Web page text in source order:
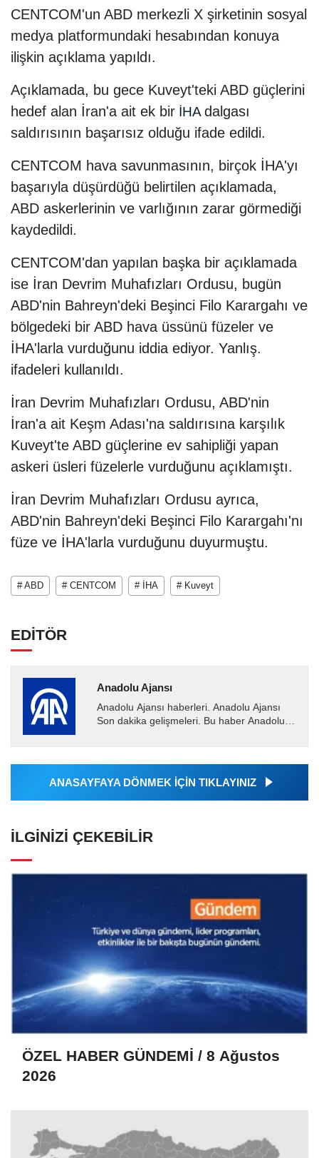
CENTCOM'un ABD merkezli X şirketinin sosyal
medya platformundaki hesabından konuya
ilişkin açıklama yapıldı.
Açıklamada, bu gece Kuveyt'teki ABD güçlerini
hedef alan İran'a ait ek bir İHA dalgası
saldırısının başarısız olduğu ifade edildi.
CENTCOM hava savunmasının, birçok İHA'yı
başarıyla düşürdüğü belirtilen açıklamada,
ABD askerlerinin ve varlığının zarar görmediği
kaydedildi.
CENTCOM'dan yapılan başka bir açıklamada
ise İran Devrim Muhafızları Ordusu, bugün
ABD'nin Bahreyn'deki Beşinci Filo Karargahı ve
bölgedeki bir ABD hava üssünü füzeler ve
İHA'larla vurduğunu iddia ediyor. Yanlış.
ifadeleri kullanıldı.
İran Devrim Muhafızları Ordusu, ABD'nin
İran'a ait Keşm Adası'na saldırısına karşılık
Kuveyt'te ABD güçlerine ev sahipliği yapan
askeri üsleri füzelerle vurduğunu açıklamıştı.
İran Devrim Muhafızları Ordusu ayrıca,
ABD'nin Bahreyn'deki Beşinci Filo Karargahı'nı
füze ve İHA'larla vurduğunu duyurmuştu.
# ABD # CENTCOM # İHA # Kuveyt
EDİTÖR
Anadolu Ajansı
Anadolu Ajansı haberleri. Anadolu Ajansı
Son dakika gelişmeleri. Bu haber Anadolu
Ajansı tarafından...
ANASAYFAYA DÖNMEK İÇİN TIKLAYINIZ
İLGINIZI ÇEKEBILIR
ÖZEL HABER GÜNDEMİ / 8 Ağustos
2026